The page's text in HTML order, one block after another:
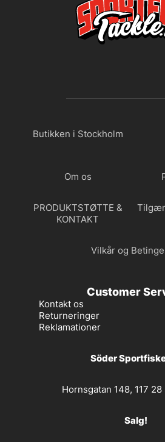
Butikken i Stockholm
Om os
PRODUKTSTØTTE &
KONTAKT
Vilkår og
Customer
Kontakt os
Returneringer
Reklamationer
Söder
Hornsgatan 148, 117
Salg!